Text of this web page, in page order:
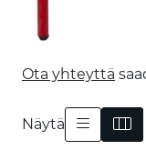
Ota yhteyttä
Näytä